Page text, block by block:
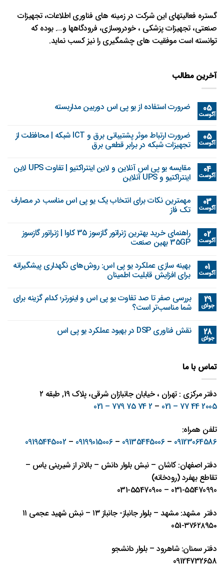
گستره فعالیتهای این شرکت در زمینه های فناوری اطلاعات، تجهیزات
صنعتی، تجهیزات پزشکی ، خودروسازی، فرودگاهها و…. بوده که
توانسته است موفقیت های چشمگیری را نیز کسب نماید.
آخرین مطالب
05
آگوست
ضرورت استفاده از یو پی اس دوربین مداربسته
05
آگوست
ضرورت ارتباط موثر پشتیبانی برق و ICT شبکه | محافظت از
تجهیزات شبکه در برابر قطعی برق
04
آگوست
مقایسه یو پی اس آنلاین و لاین اینتراکتیو | تفاوت UPS لاین
اینتراکتیو و UPS آنلاین
03
آگوست
مهمترین نکات برای انتخاب یک یو پی اس مناسب در مصارف
تک فاز
02
آگوست
راهنمای خرید بهترین ژنراتور گازسوز 35 کاوا | ژنراتور گازسوز
35GP بهین صنعت
01
آگوست
بهینه‌ سازی عملکرد یو پی اس: روش‌های نگهداری پیشگیرانه
برای افزایش قابلیت اطمینان
29
جولای
بررسی صفر تا صد تفاوت یو پی اس و اینورتر؛ کدام گزینه برای
شما مناسب‌تر است؟
28
جولای
نقش فناوری DSP در بهبود عملکرد یو پی اس
تماس با ما
دفتر مرکزی : تهران ، خیابان جانبازان شرقی، پلاک 19, طبقه ۲
2005 44 77 – 021
–
2 74 75 779 – 021
تلفن همراه:
09123064586
–
09135445006
–
09199015006
–
09195445002
دفتر اصفهان: کاشان – نبش بلوار دانش – بالاتر از شیرینی یاس –
تقاطع بهفرد (رودخانه)
031-55470990 – 031-55470900
دفتر مشهد: مشهد – بلوار جانباز- جانباز ١٣ – نبش شهيد عجمی ١١
٣٧٦٢٨٩٥٠-051
دفتر سمنان: شاهرود – بلوار دانشجو
09124732658